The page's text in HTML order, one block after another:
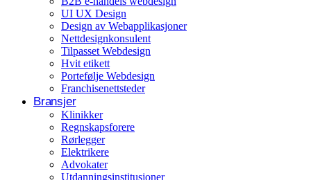
UI UX Design
Design av Webapplikasjoner
Nettdesignkonsulent
Tilpasset Webdesign
Hvit etikett
Portefølje Webdesign
Franchisenettsteder
Bransjer
Klinikker
Regnskapsforere
Rørlegger
Elektrikere
Advokater
Utdanningsinstitusjoner